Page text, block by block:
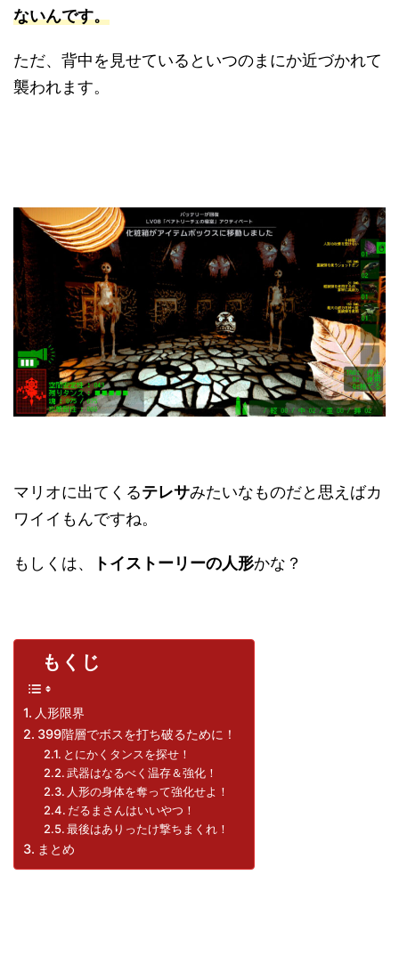
ないんです。
ただ、背中を見せているといつのまにか近づかれて
襲われます。
マリオに出てくるテレサみたいなものだと思えばカ
ワイイもんですね。
もしくは、 トイストーリーの人形かな？
もくじ
人形限界
399階層でボスを打ち破るために！
とにかくタンスを探せ！
武器はなるべく温存＆強化！
人形の身体を奪って強化せよ！
だるまさんはいいやつ！
最後はありったけ撃ちまくれ！
まとめ